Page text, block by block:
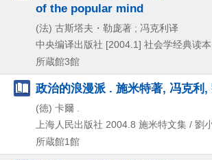
of the popular mind
(法) 古斯塔夫・勒庞著 ; 冯克利译
中央编译出版社 [2004.1] 社会学经典读本
所蔵館3館
政治的浪漫派 . 施米特著, 冯克利,
(徳) 卡爾 .
上海人民出版社 2004.8 施米特文集 / 劉
所蔵館1館